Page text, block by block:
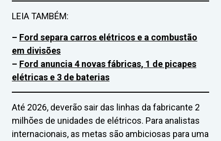
LEIA TAMBÉM:
– Ford separa carros elétricos e a combustão
em divisões
– Ford anuncia 4 novas fábricas, 1 de picapes
elétricas e 3 de baterias
Até 2026, deverão sair das linhas da fabricante 2
milhões de unidades de elétricos. Para analistas
internacionais, as metas são ambiciosas para uma